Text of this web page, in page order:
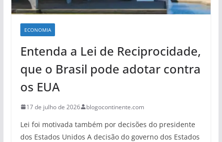
ECONOMIA
Entenda a Lei de Reciprocidade,
que o Brasil pode adotar contra
os EUA
17 de julho de 2026 blogocontinente.com
Lei foi motivada também por decisões do presidente
dos Estados Unidos A decisão do governo dos Estados